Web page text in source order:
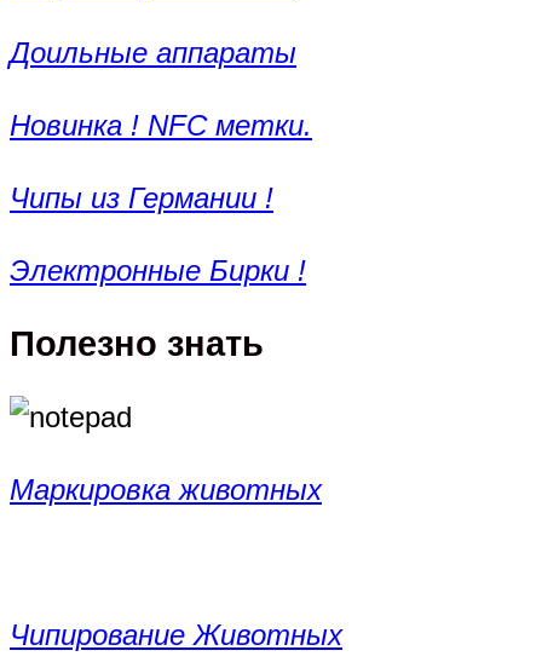
Доильные аппараты
Новинка ! NFC метки.
Чипы из Германии !
Электронные Бирки !
Полезно знать
Маркировка животных
Чипирование Животных